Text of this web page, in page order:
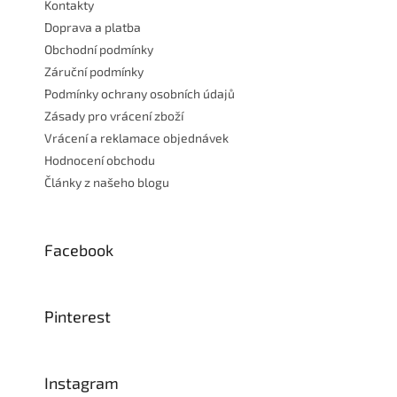
Kontakty
Doprava a platba
Obchodní podmínky
Záruční podmínky
Podmínky ochrany osobních údajů
Zásady pro vrácení zboží
Vrácení a reklamace objednávek
Hodnocení obchodu
Články z našeho blogu
Facebook
Pinterest
Instagram